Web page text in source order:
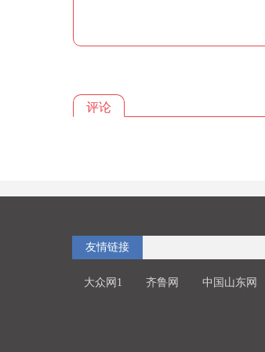
评论
友情链接
大众网1 齐鲁网 中国山东网